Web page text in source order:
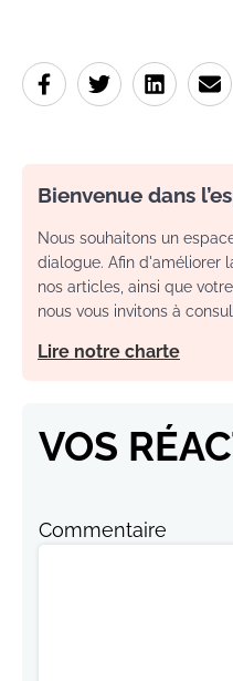
Bienvenue dans
Nous souhaitons un
dialogue. Afin d'améliorer
nos articles, ainsi que
nous vous invitons à
Lire notre charte
VOS
Commentaire